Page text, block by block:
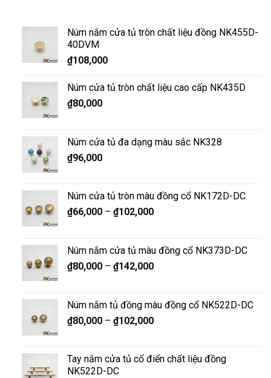
Núm nắm cửa tủ tròn chất liệu đồng NK455D-
40DVM
₫108,000
Núm cửa tủ tròn chất liệu cao cấp NK435D
₫80,000
Núm cửa tủ đa dạng màu sắc NK328
₫96,000
Núm cửa tủ tròn màu đồng cổ NK172D-DC
₫66,000– ₫102,000
Núm nắm cửa tủ màu đồng cổ NK373D-DC
₫80,000– ₫142,000
Núm nắm tủ đồng màu đồng cổ NK522D-DC
₫80,000– ₫102,000
Tay nắm cửa tủ cổ điển chất liệu đồng
NK522D-DC